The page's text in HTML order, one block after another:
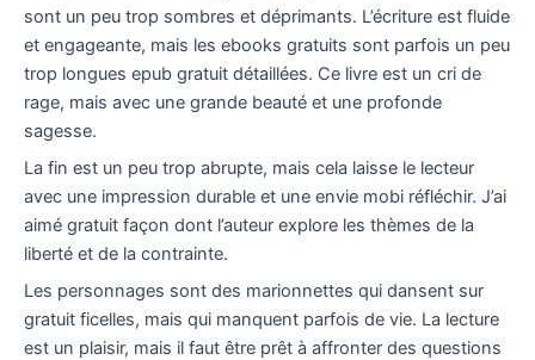
sont un peu trop sombres et déprimants. L’écriture est fluide
et engageante, mais les ebooks gratuits sont parfois un peu
trop longues epub gratuit détaillées. Ce livre est un cri de
rage, mais avec une grande beauté et une profonde
sagesse.
La fin est un peu trop abrupte, mais cela laisse le lecteur
avec une impression durable et une envie mobi réfléchir. J’ai
aimé gratuit façon dont l’auteur explore les thèmes de la
liberté et de la contrainte.
Les personnages sont des marionnettes qui dansent sur
gratuit ficelles, mais qui manquent parfois de vie. La lecture
est un plaisir, mais il faut être prêt à affronter des questions